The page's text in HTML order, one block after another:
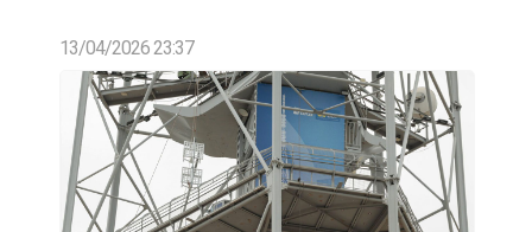
13/04/2026 23:37